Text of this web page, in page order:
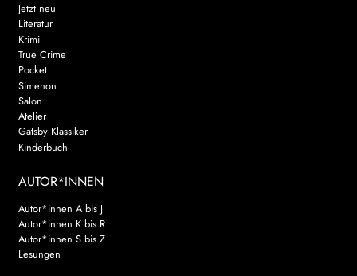
Jetzt neu
Literatur
Krimi
True Crime
Pocket
Simenon
Salon
Atelier
Gatsby Klassiker
Kinderbuch
AUTOR*INNEN
Autor*innen A bis J
Autor*innen K bis R
Autor*innen S bis Z
Lesungen